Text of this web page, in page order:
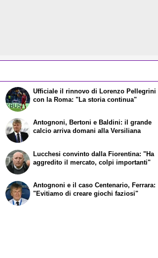
Ufficiale il rinnovo di Lorenzo Pellegrini
con la Roma: "La storia continua"
Antognoni, Bertoni e Baldini: il grande
calcio arriva domani alla Versiliana
Lucchesi convinto dalla Fiorentina: "Ha
aggredito il mercato, colpi importanti"
Antognoni e il caso Centenario, Ferrara:
"Evitiamo di creare giochi faziosi"